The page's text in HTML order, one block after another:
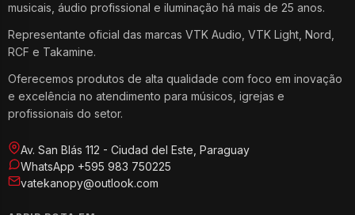
musicais, áudio profissional e iluminação há mais de 25 anos.
Representante oficial das marcas VTK Audio, VTK Light, Nord,
RCF e Takamine.
Oferecemos produtos de alta qualidade com foco em inovação
e excelência no atendimento para músicos, igrejas e
profissionais do setor.
Av. San Blás 112 - Ciudad del Este, Paraguay
WhatsApp +595 983 750225
vatekanopy@outlook.com